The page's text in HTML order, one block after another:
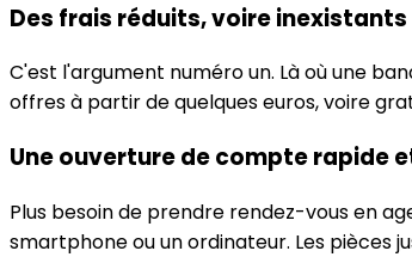
Des frais réduits, voire inexistants
C'est l'argument numéro un. Là où une
offres à partir de quelques euros, voire
Une ouverture de compte rapide
Plus besoin de prendre rendez-vous en
smartphone ou un ordinateur. Les pièces